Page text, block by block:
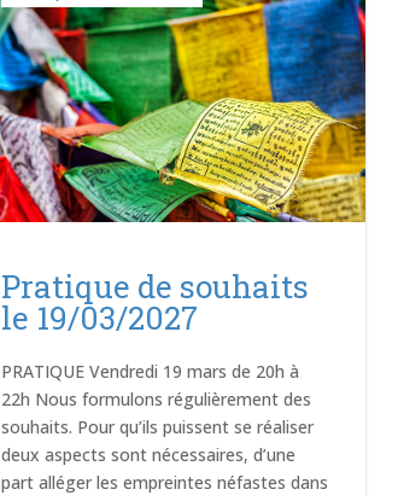
Pratique de souhaits
le 19/03/2027
PRATIQUE Vendredi 19 mars de 20h à
22h Nous formulons régulièrement des
souhaits. Pour qu’ils puissent se réaliser
deux aspects sont nécessaires, d’une
part alléger les empreintes néfastes dans